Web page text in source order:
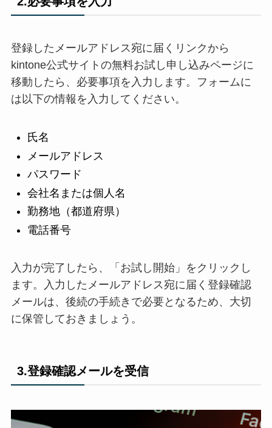
登録したメールアドレス宛に届くリンクから
kintone公式サイトの無料お試し申し込みページに
移動したら、必要事項を入力します。フォームに
は以下の情報を入力してください。
氏名
メールアドレス
パスワード
会社名または個人名
勤務地（都道府県）
電話番号
入力が完了したら、「お試し開始」をクリックし
ます。入力したメールアドレス宛に届く登録確認
メールは、後続の手続きで必要となるため、大切
に保管しておきましょう。
3.登録確認メールを受信